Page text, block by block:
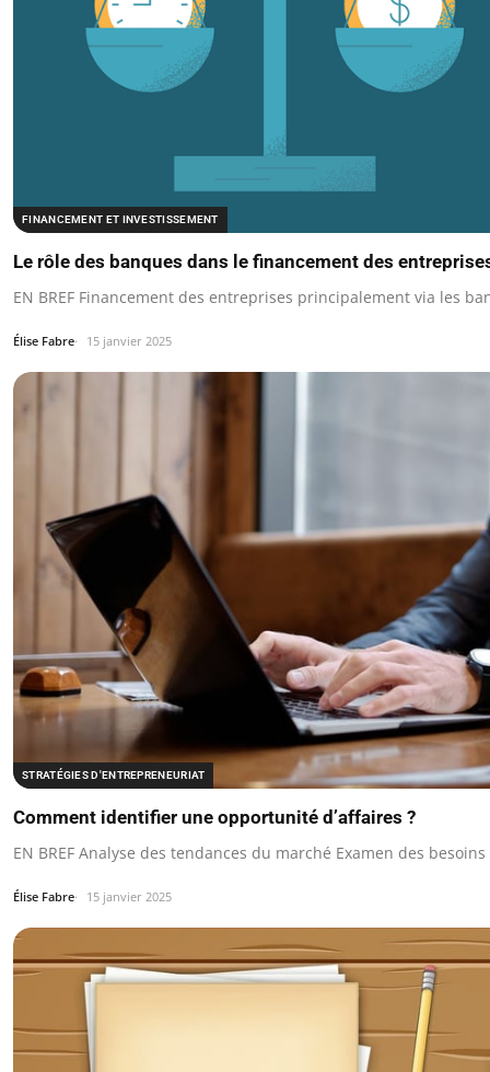
FINANCEMENT ET INVESTISSEMENT
Le rôle des banques dans le financement des
EN BREF Financement des entreprises principalement via les
Élise Fabre 15 janvier 2025
STRATÉGIES D'ENTREPRENEURIAT
Comment identifier une opportunité d’affaires ?
EN BREF Analyse des tendances du marché Examen des
Élise Fabre 15 janvier 2025